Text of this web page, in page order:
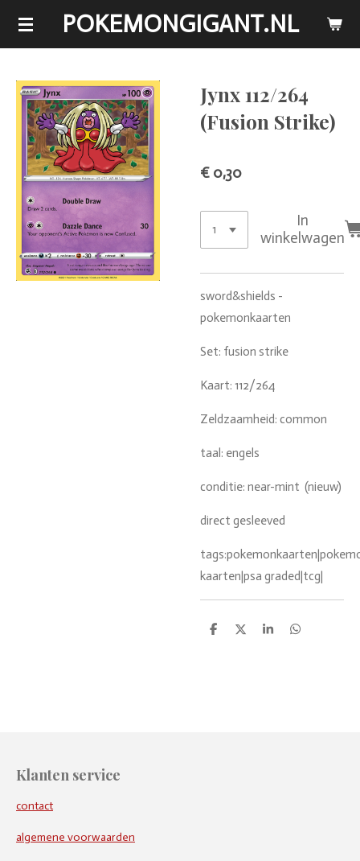
Ga
de
hoofdinhoud
POKEMONGIGANT.NL
Jynx 112/264
(Fusion Strike)
€ 0,30
In
winkelwagen
sword&shields -
pokemonkaarten
Set: fusion strike
Kaart: 112/264
Zeldzaamheid: common
taal: engels
conditie: near-mint (nieuw)
direct gesleeved
kaarten|psa graded|tcg|
D
D
S
D
Klanten service
contact
algemene voorwaarden